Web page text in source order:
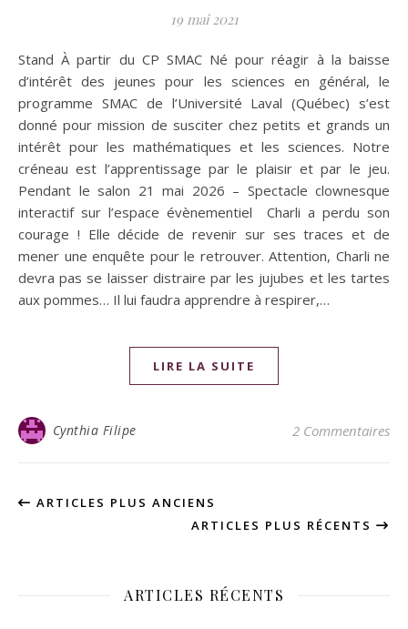
19 mai 2021
Stand À partir du CP SMAC Né pour réagir à la baisse
d’intérêt des jeunes pour les sciences en général, le
programme SMAC de l’Université Laval (Québec) s’est
donné pour mission de susciter chez petits et grands un
intérêt pour les mathématiques et les sciences. Notre
créneau est l’apprentissage par le plaisir et par le jeu.
Pendant le salon 21 mai 2026 – Spectacle clownesque
interactif sur l’espace évènementiel Charli a perdu son
courage ! Elle décide de revenir sur ses traces et de
mener une enquête pour le retrouver. Attention, Charli ne
devra pas se laisser distraire par les jujubes et les tartes
aux pommes… Il lui faudra apprendre à respirer,…
LIRE LA SUITE
Cynthia Filipe 2 Commentaires
ARTICLES PLUS ANCIENS
ARTICLES PLUS RÉCENTS
ARTICLES RÉCENTS